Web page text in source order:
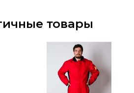
товары